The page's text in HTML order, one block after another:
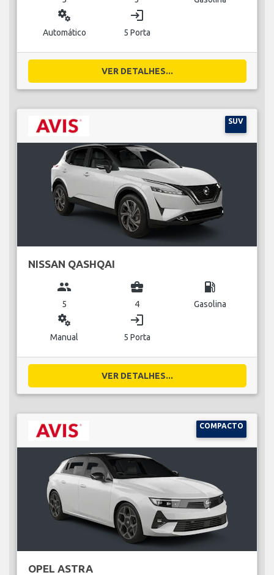
miscellaneous_services
Automático
login
5 Porta
VER DETALHES...
SUV
NISSAN QASHQAI
group
5
business_center
4
local_gas_station
Gasolina
miscellaneous_services
Manual
login
5 Porta
VER DETALHES...
COMPACTO
OPEL ASTRA